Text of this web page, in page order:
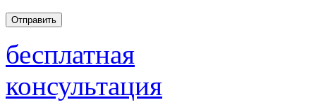
бесплатная
консультация